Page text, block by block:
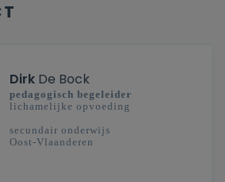
Dirk De Bock
pedagogisch begeleider
lichamelijke opvoeding
secundair onderwijs
Oost-Vlaanderen